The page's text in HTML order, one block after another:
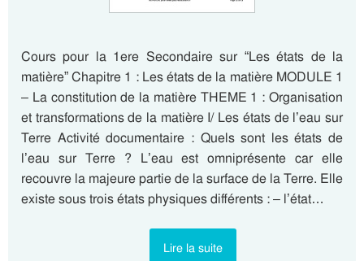
Cours pour la 1ere Secondaire sur “Les états de la
matière” Chapitre 1 : Les états de la matière MODULE 1
– La constitution de la matière THEME 1 : Organisation
et transformations de la matière I/ Les états de l’eau sur
Terre Activité documentaire : Quels sont les états de
l’eau sur Terre ? L’eau est omniprésente car elle
recouvre la majeure partie de la surface de la Terre. Elle
existe sous trois états physiques différents : – l’état…
Lire la suite